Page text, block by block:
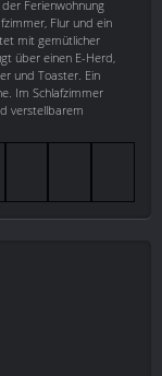
Ferienwohnung
Flur und ein
mit gemütlicher
über einen E-Herd,
und Toaster. Ein
Im Schlafzimmer
verstellbarem